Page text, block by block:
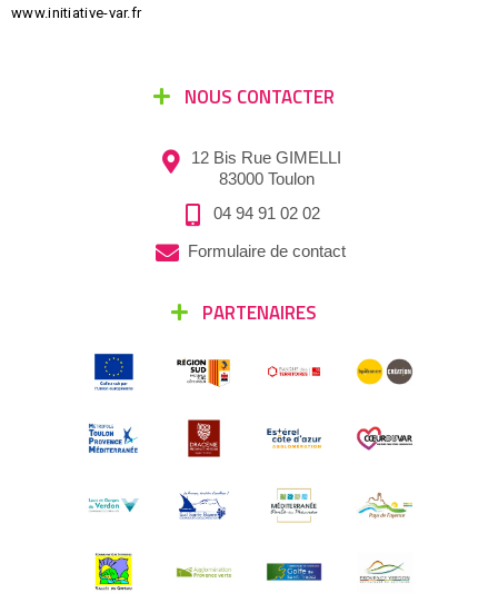
www.initiative-var.fr
NOUS CONTACTER
12 Bis Rue GIMELLI
83000 Toulon
04 94 91 02 02
Formulaire de contact
PARTENAIRES